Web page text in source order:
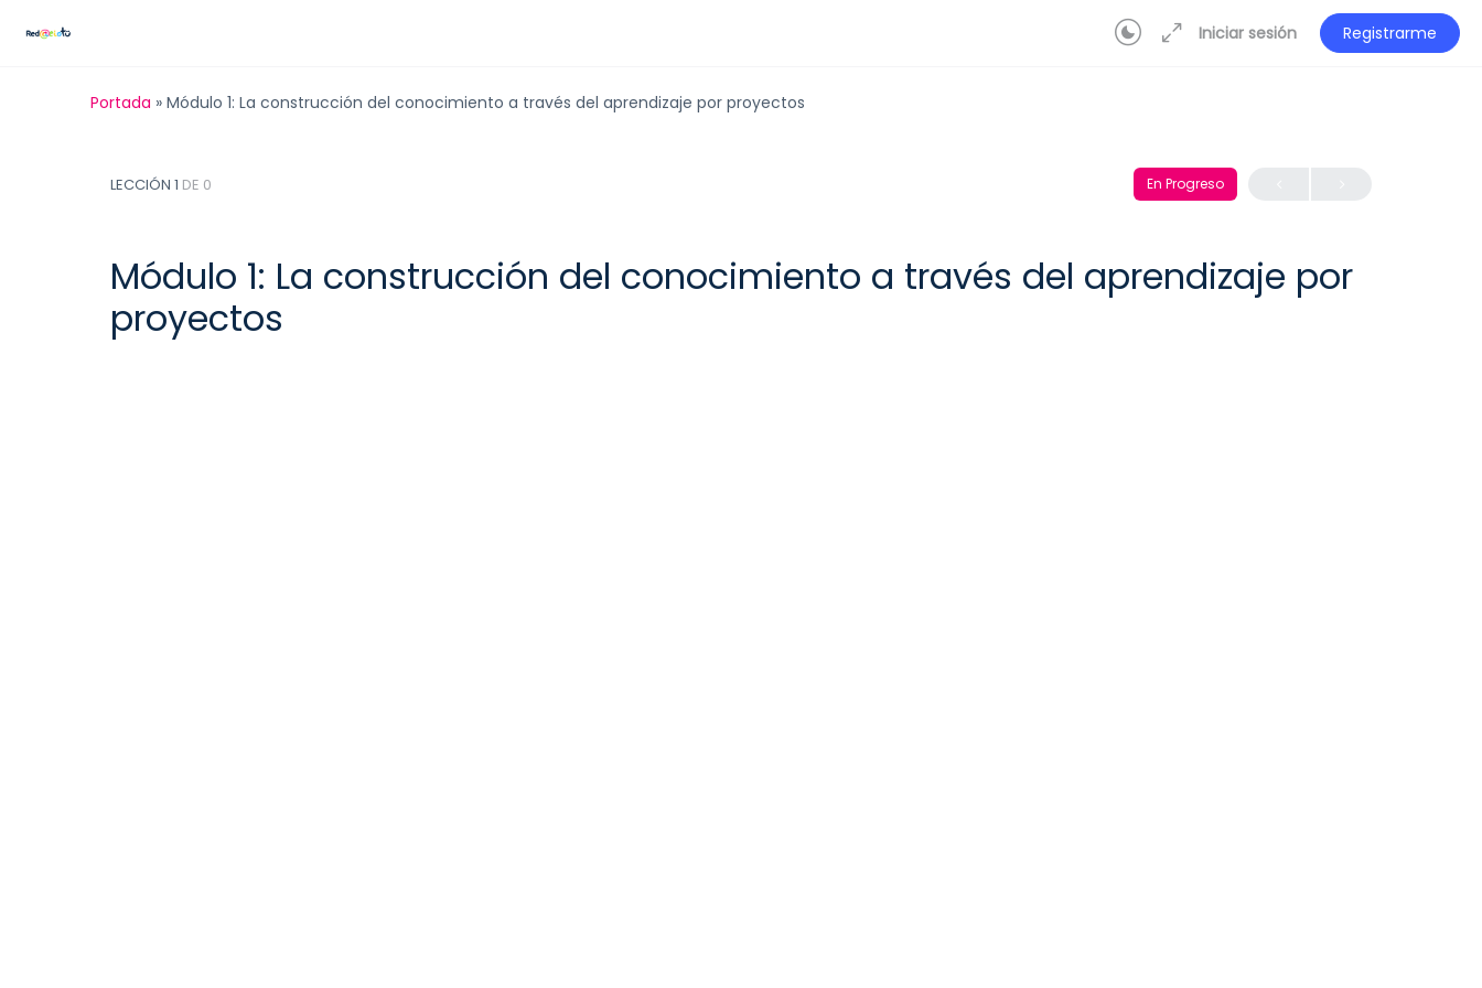
Iniciar sesión Registrarme
Portada » Módulo 1: La construcción del conocimiento a través del aprendizaje por proyectos
LECCIÓN 1 DE 0 En Progreso
Módulo 1: La construcción del conocimiento a través del aprendizaje por
proyectos